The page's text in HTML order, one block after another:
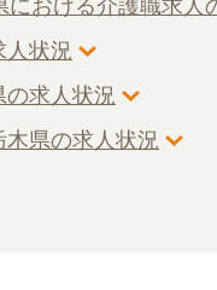
おける介護職求人
状況
求人状況
県の求人状況